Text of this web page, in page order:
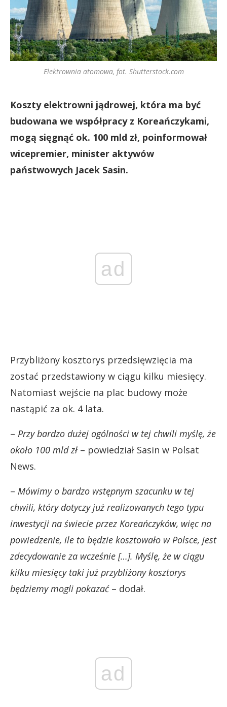
Elektrownia atomowa, fot. Shutterstock.com
Koszty elektrowni jądrowej, która ma być
budowana we współpracy z Koreańczykami,
mogą sięgnąć ok. 100 mld zł, poinformował
wicepremier, minister aktywów
państwowych Jacek Sasin.
ad
Przybliżony kosztorys przedsięwzięcia ma
zostać przedstawiony w ciągu kilku miesięcy.
Natomiast wejście na plac budowy może
nastąpić za ok. 4 lata.
– Przy bardzo dużej ogólności w tej chwili myślę, że
około 100 mld zł – powiedział Sasin w Polsat
News.
– Mówimy o bardzo wstępnym szacunku w tej
chwili, który dotyczy już realizowanych tego typu
inwestycji na świecie przez Koreańczyków, więc na
powiedzenie, ile to będzie kosztowało w Polsce, jest
zdecydowanie za wcześnie […]. Myślę, że w ciągu
kilku miesięcy taki już przybliżony kosztorys
będziemy mogli pokazać– dodał.
ad